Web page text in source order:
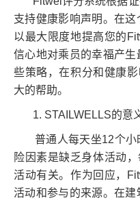
支持健康影响声明。在
以最大限度地提高您的
信心地对乘员的幸福产
些策略，在积分和健康
大的帮助。
1. STAILWELLS的意
普通人每天坐12个小
险因素是缺乏身体活动
活动有关。作为回应，
活动和参与的来源。在